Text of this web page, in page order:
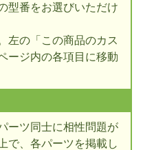
型番をお選びいただけ
左の「この商品のカス
ージ内の各項目に移動
ーツ同士に相性問題が
で、各パーツを掲載し